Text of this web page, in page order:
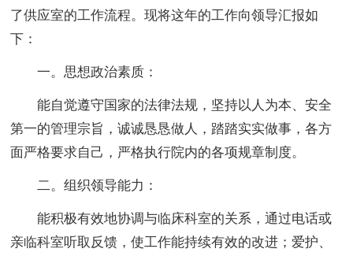
了供应室的工作流程。现将这年的工作向领导汇报如
下：
一。思想政治素质：
能自觉遵守国家的法律法规，坚持以人为本、安全
第一的管理宗旨，诚诚恳恳做人，踏踏实实做事，各方
面严格要求自己，严格执行院内的各项规章制度。
二。组织领导能力：
能积极有效地协调与临床科室的关系，通过电话或
亲临科室听取反馈，使工作能持续有效的改进；爱护、